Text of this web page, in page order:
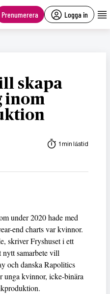
Prenumerera Logga in
skapa
inom
1 min lästid
under 2020 hade med
end charts var kvinnor.
skriver Fryshuset i ett
nytt samarbete vill
och danska Rapolitics
unga kvinnor, icke-binära